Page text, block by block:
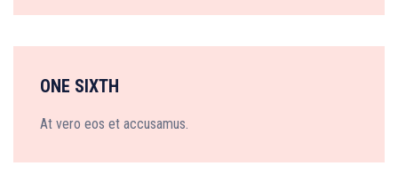
ONE SIXTH
At vero eos et accusamus.